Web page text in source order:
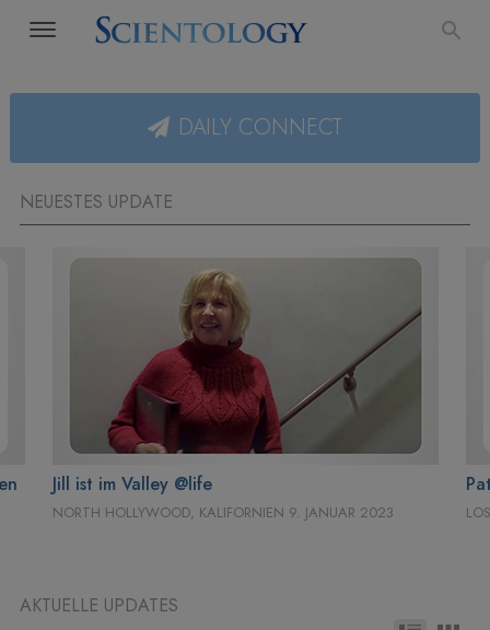
DAILY CONNECT
NEUESTES UPDATE
Jill ist im Valley @life
NORTH HOLLYWOOD, KALIFORNIEN 9. JANUAR 2023
AKTUELLE UPDATES